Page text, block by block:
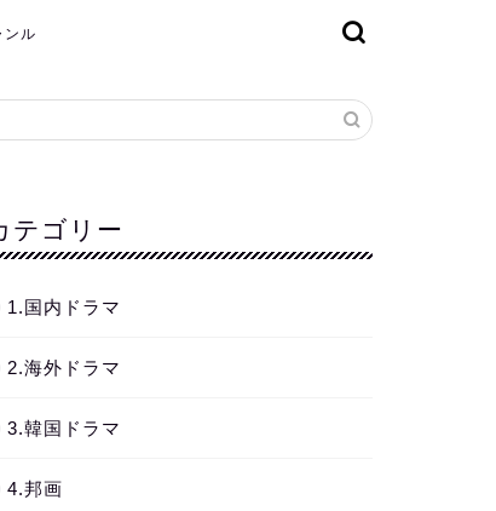
ンル
テゴリー
1.国内ドラマ
2.海外ドラマ
3.韓国ドラマ
4.邦画